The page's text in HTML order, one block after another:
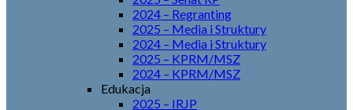
2024 – Regranting
2025 – Media i Struktury
2024 – Media i Struktury
2025 – KPRM/MSZ
2024 – KPRM/MSZ
Edukacja
2025 – IRJP